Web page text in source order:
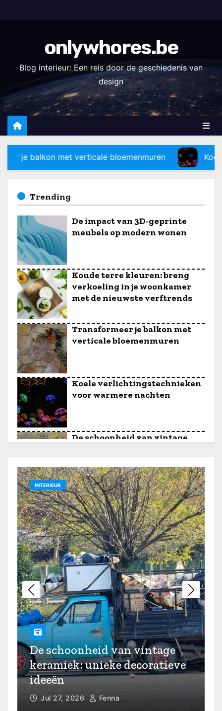
o
onlywhores.be
Blog interieur: Een reis door de geschiedenis van
design
verticale bloemenmuren Koele
Trending
De impact van 3D-geprinte
meubels op modern wonen
Koude terre kleuren: breng
verkoeling in je woonkamer
met de nieuwste verftrends
Transformeer je balkon met
verticale bloemenmuren
Koele verlichtingstechnieken
voor warmere nachten
De schoonheid van vintage
Loft-tussenverdiepingen
inrichten: haal het meeste uit
je verticale ruimte
Reflecterende waterpartijen in
de tuin: een betoverende
zomerse toevoeging
Gids voor het kopen van 3D
fotobehang: transformeer je
muren met diepte en dimensie
Stylen van baby gordijnen: hoe
creëer je een sprookjesachtige
ruimte
INTERIEUR
Loft-tussenverdiepingen
inrichten: haal het meeste uit
je verticale ruimte
Jul 25, 2026 Fenna